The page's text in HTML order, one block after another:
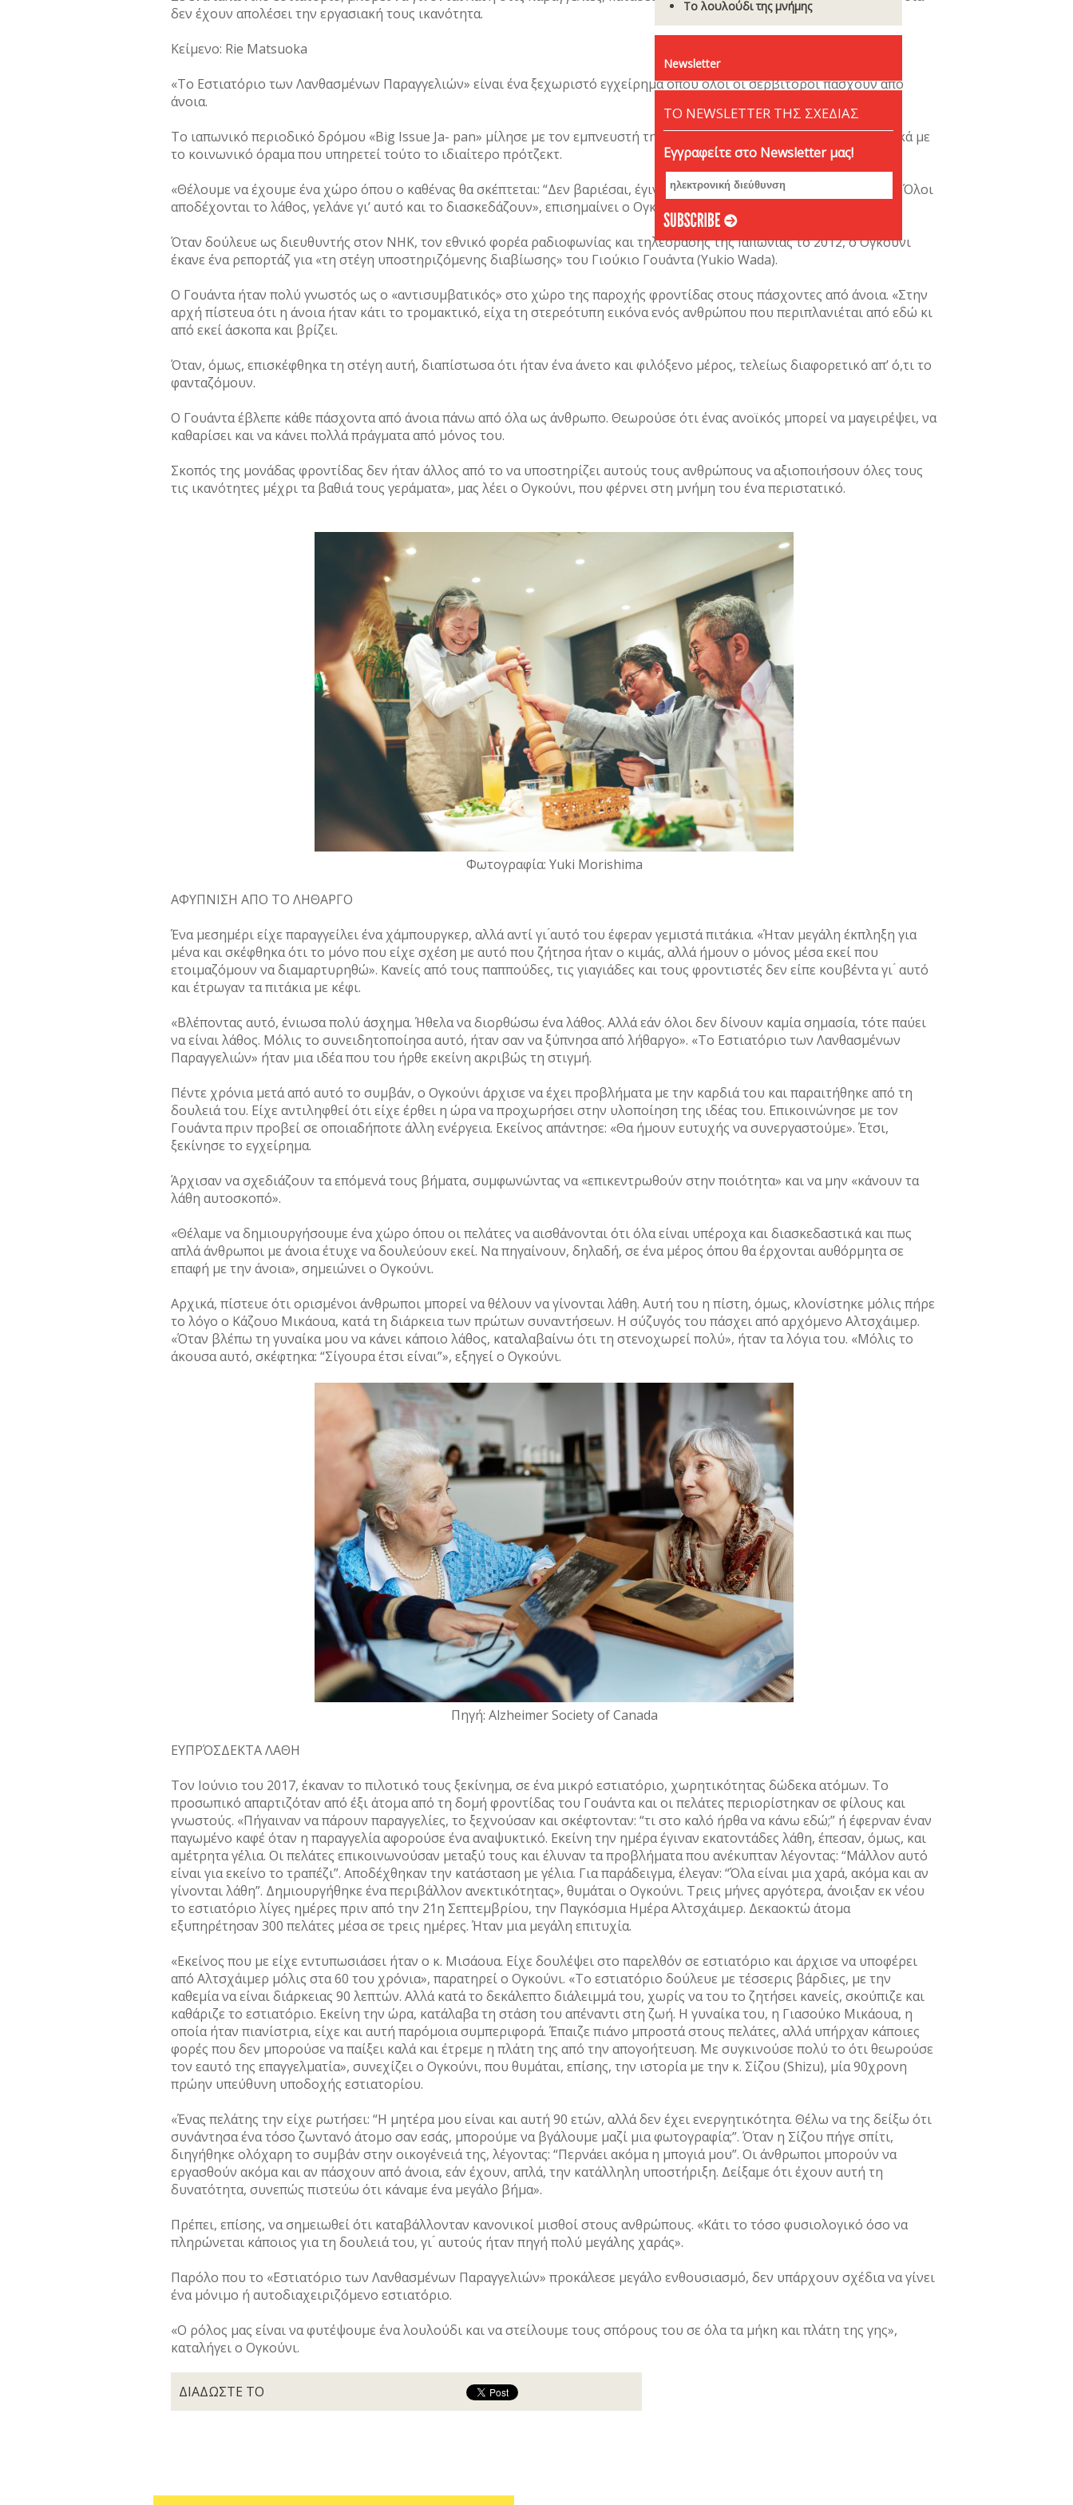
δεν έχουν απολέσει την εργασιακή τους ικανότητα.
Κείμενο: Rie Matsuoka
«Το Εστιατόριο των Λανθασμένων Παραγγελιών» είναι ένα ξεχωριστό εγχείρημα όπου όλοι οι σερβιτόροι πάσχουν από
άνοια.
Το ιαπωνικό περιοδικό δρόμου «Βig Issue Ja- pan» μίλησε με τον εμπνευστή της πρωτοβουλίας Σίρο Ογκούνι αναφορικά με
το κοινωνικό όραμα που υπηρετεί τούτο το ιδιαίτερο πρότζεκτ.
«Θέλουμε να έχουμε ένα χώρο όπου ο καθένας θα σκέπτεται: “Δεν βαριέσαι, έγινε ένα λάθος, δεν χάλασε δα κι ο κόσμος. Όλοι
αποδέχονται το λάθος, γελάνε γι’ αυτό και το διασκεδάζουν», επισημαίνει ο Ογκούνι.
Όταν δούλευε ως διευθυντής στον ΝΗΚ, τον εθνικό φορέα ραδιοφωνίας και τηλεόρασης της Ιαπωνίας το 2012, ο Ογκούνι
έκανε ένα ρεπορτάζ για «τη στέγη υποστηριζόμενης διαβίωσης» του Γιούκιο Γουάντα (Yukio Wada).
O Γουάντα ήταν πολύ γνωστός ως ο «αντισυμβατικός» στο χώρο της παροχής φροντίδας στους πάσχοντες από άνοια. «Στην
αρχή πίστευα ότι η άνοια ήταν κάτι το τρομακτικό, είχα τη στερεότυπη εικόνα ενός ανθρώπου που περιπλανιέται από εδώ κι
από εκεί άσκοπα και βρίζει.
Όταν, όμως, επισκέφθηκα τη στέγη αυτή, διαπίστωσα ότι ήταν ένα άνετο και φιλόξενο μέρος, τελείως διαφορετικό απ’ ό,τι το
φανταζόμουν.
Ο Γουάντα έβλεπε κάθε πάσχοντα από άνοια πάνω από όλα ως άνθρωπο. Θεωρούσε ότι ένας ανοϊκός μπορεί να μαγειρέψει, να
καθαρίσει και να κάνει πολλά πράγματα από μόνος του.
Σκοπός της μονάδας φροντίδας δεν ήταν άλλος από το να υποστηρίζει αυτούς τους ανθρώπους να αξιοποιήσουν όλες τους
τις ικανότητες μέχρι τα βαθιά τους γεράματα», μας λέει ο Ογκούνι, που φέρνει στη μνήμη του ένα περιστατικό.
Φωτογραφία: Yuki Morishima
ΑΦΥΠΝΙΣΗ ΑΠΟ ΤΟ ΛΗΘΑΡΓΟ
Ένα μεσημέρι είχε παραγγείλει ένα χάμπουργκερ, αλλά αντί γι ́αυτό του έφεραν γεμιστά πιτάκια. «Ήταν μεγάλη έκπληξη για
μένα και σκέφθηκα ότι το μόνο που είχε σχέση με αυτό που ζήτησα ήταν ο κιμάς, αλλά ήμουν ο μόνος μέσα εκεί που
ετοιμαζόμουν να διαμαρτυρηθώ». Κανείς από τους παππούδες, τις γιαγιάδες και τους φροντιστές δεν είπε κουβέντα γι ́ αυτό
και έτρωγαν τα πιτάκια με κέφι.
«Βλέποντας αυτό, ένιωσα πολύ άσχημα. Ήθελα να διορθώσω ένα λάθος. Αλλά εάν όλοι δεν δίνουν καμία σημασία, τότε παύει
να είναι λάθος. Μόλις το συνειδητοποίησα αυτό, ήταν σαν να ξύπνησα από λήθαργο». «Το Εστιατόριο των Λανθασμένων
Παραγγελιών» ήταν μια ιδέα που του ήρθε εκείνη ακριβώς τη στιγμή.
Πέντε χρόνια μετά από αυτό το συμβάν, ο Ογκούνι άρχισε να έχει προβλήματα με την καρδιά του και παραιτήθηκε από τη
δουλειά του. Είχε αντιληφθεί ότι είχε έρθει η ώρα να προχωρήσει στην υλοποίηση της ιδέας του. Επικοινώνησε με τον
Γουάντα πριν προβεί σε οποιαδήποτε άλλη ενέργεια. Εκείνος απάντησε: «Θα ήμουν ευτυχής να συνεργαστούμε». Έτσι,
ξεκίνησε το εγχείρημα.
Άρχισαν να σχεδιάζουν τα επόμενά τους βήματα, συμφωνώντας να «επικεντρωθούν στην ποιότητα» και να μην «κάνουν τα
λάθη αυτοσκοπό».
«Θέλαμε να δημιουργήσουμε ένα χώρο όπου οι πελάτες να αισθάνονται ότι όλα είναι υπέροχα και διασκεδαστικά και πως
απλά άνθρωποι με άνοια έτυχε να δουλεύουν εκεί. Να πηγαίνουν, δηλαδή, σε ένα μέρος όπου θα έρχονται αυθόρμητα σε
επαφή με την άνοια», σημειώνει ο Ογκούνι.
Αρχικά, πίστευε ότι ορισμένοι άνθρωποι μπορεί να θέλουν να γίνονται λάθη. Αυτή του η πίστη, όμως, κλονίστηκε μόλις πήρε
το λόγο ο Κάζουο Μικάουα, κατά τη διάρκεια των πρώτων συναντήσεων. Η σύζυγός του πάσχει από αρχόμενο Αλτσχάιμερ.
«Όταν βλέπω τη γυναίκα μου να κάνει κάποιο λάθος, καταλαβαίνω ότι τη στενοχωρεί πολύ», ήταν τα λόγια του. «Μόλις το
άκουσα αυτό, σκέφτηκα: “Σίγουρα έτσι είναι”», εξηγεί ο Ογκούνι.
Πηγή: Alzheimer Society of Canada
ΕΥΠΡΌΣΔΕΚΤΑ ΛΑΘΗ
Τον Ιούνιο του 2017, έκαναν το πιλοτικό τους ξεκίνημα, σε ένα μικρό εστιατόριο, χωρητικότητας δώδεκα ατόμων. Το
προσωπικό απαρτιζόταν από έξι άτομα από τη δομή φροντίδας του Γουάντα και οι πελάτες περιορίστηκαν σε φίλους και
γνωστούς. «Πήγαιναν να πάρουν παραγγελίες, το ξεχνούσαν και σκέφτονταν: “τι στο καλό ήρθα να κάνω εδώ;” ή έφερναν έναν
παγωμένο καφέ όταν η παραγγελία αφορούσε ένα αναψυκτικό. Εκείνη την ημέρα έγιναν εκατοντάδες λάθη, έπεσαν, όμως, και
αμέτρητα γέλια. Οι πελάτες επικοινωνούσαν μεταξύ τους και έλυναν τα προβλήματα που ανέκυπταν λέγοντας: “Μάλλον αυτό
είναι για εκείνο το τραπέζι”. Aποδέχθηκαν την κατάσταση με γέλια. Για παράδειγμα, έλεγαν: “Όλα είναι μια χαρά, ακόμα και αν
γίνονται λάθη”. Δημιουργήθηκε ένα περιβάλλον ανεκτικότητας», θυμάται ο Ογκούνι. Τρεις μήνες αργότερα, άνοιξαν εκ νέου
το εστιατόριο λίγες ημέρες πριν από την 21η Σεπτεμβρίου, την Παγκόσμια Ημέρα Αλτσχάιμερ. Δεκαοκτώ άτομα
εξυπηρέτησαν 300 πελάτες μέσα σε τρεις ημέρες. Ήταν μια μεγάλη επιτυχία.
«Εκείνος που με είχε εντυπωσιάσει ήταν ο κ. Μισάουα. Είχε δουλέψει στο παρελθόν σε εστιατόριο και άρχισε να υποφέρει
από Αλτσχάιμερ μόλις στα 60 του χρόνια», παρατηρεί ο Ογκούνι. «Το εστιατόριο δούλευε με τέσσερις βάρδιες, με την
καθεμία να είναι διάρκειας 90 λεπτών. Αλλά κατά το δεκάλεπτο διάλειμμά του, χωρίς να του το ζητήσει κανείς, σκούπιζε και
καθάριζε το εστιατόριο. Εκείνη την ώρα, κατάλαβα τη στάση του απέναντι στη ζωή. Η γυναίκα του, η Γιασούκο Μικάουα, η
οποία ήταν πιανίστρια, είχε και αυτή παρόμοια συμπεριφορά. Έπαιζε πιάνο μπροστά στους πελάτες, αλλά υπήρχαν κάποιες
φορές που δεν μπορούσε να παίξει καλά και έτρεμε η πλάτη της από την απογοήτευση. Με συγκινούσε πολύ το ότι θεωρούσε
τον εαυτό της επαγγελματία», συνεχίζει ο Ογκούνι, που θυμάται, επίσης, την ιστορία με την κ. Σίζου (Shizu), μία 90χρονη
πρώην υπεύθυνη υποδοχής εστιατορίου.
«Ένας πελάτης την είχε ρωτήσει: “Η μητέρα μου είναι και αυτή 90 ετών, αλλά δεν έχει ενεργητικότητα. Θέλω να της δείξω ότι
συνάντησα ένα τόσο ζωντανό άτομο σαν εσάς, μπορούμε να βγάλουμε μαζί μια φωτογραφία;”. Όταν η Σίζου πήγε σπίτι,
διηγήθηκε ολόχαρη το συμβάν στην οικογένειά της, λέγοντας: “Περνάει ακόμα η μπογιά μου”. Οι άνθρωποι μπορούν να
εργασθούν ακόμα και αν πάσχουν από άνοια, εάν έχουν, απλά, την κατάλληλη υποστήριξη. Δείξαμε ότι έχουν αυτή τη
δυνατότητα, συνεπώς πιστεύω ότι κάναμε ένα μεγάλο βήμα».
Πρέπει, επίσης, να σημειωθεί ότι καταβάλλονταν κανονικοί μισθοί στους ανθρώπους. «Κάτι το τόσο φυσιολογικό όσο να
πληρώνεται κάποιος για τη δουλειά του, γι ́ αυτούς ήταν πηγή πολύ μεγάλης χαράς».
Παρόλο που το «Εστιατόριο των Λανθασμένων Παραγγελιών» προκάλεσε μεγάλο ενθουσιασμό, δεν υπάρχουν σχέδια να γίνει
ένα μόνιμο ή αυτοδιαχειριζόμενο εστιατόριο.
«Ο ρόλος μας είναι να φυτέψουμε ένα λουλούδι και να στείλουμε τους σπόρους του σε όλα τα μήκη και πλάτη της γης»,
καταλήγει ο Ογκούνι.
ΔΙΑΔΩΣΤΕ ΤΟ
Το λουλούδι της μνήμης
Newsletter
ΤΟ NEWSLETTER ΤΗΣ ΣΧΕΔΙΑΣ
Εγγραφείτε στο Newsletter μας!